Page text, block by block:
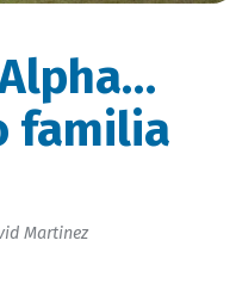
familia
Martinez